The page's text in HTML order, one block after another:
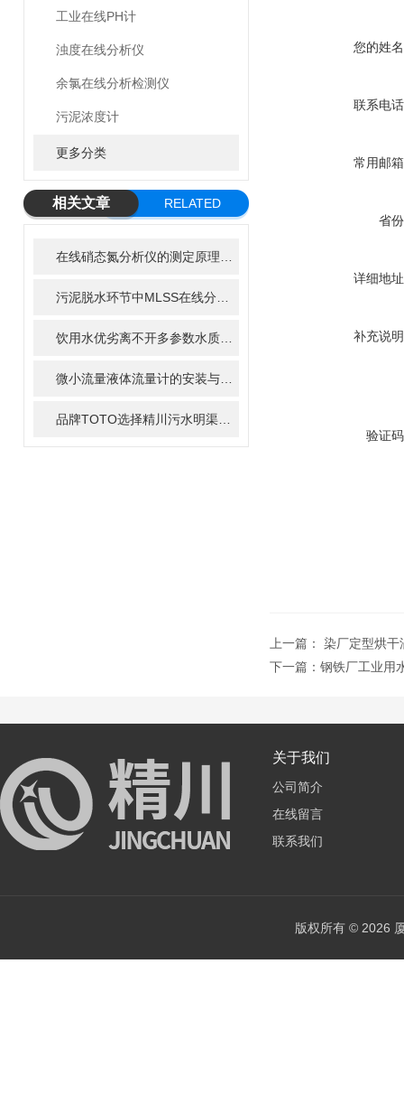
工业在线PH计
浊度在线分析仪
余氯在线分析检测仪
污泥浓度计
更多分类
相关文章
RELATED
您的姓
联系电
常用邮
省
详细地
补充说
验证
上一篇： 染厂定型烘干
下一篇： 钢铁厂工业用
关于我们
公司简介
在线留言
联系我们
版权所有 © 2026